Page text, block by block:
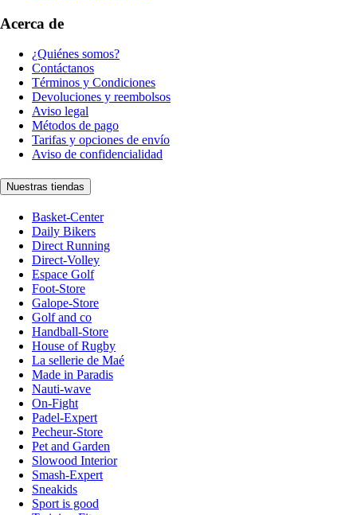
Acerca de
¿Quiénes somos?
Contáctanos
Términos y Condiciones
Devoluciones y reembolsos
Aviso legal
Métodos de pago
Tarifas y opciones de envío
Aviso de confidencialidad
Nuestras tiendas
Basket-Center
Daily Bikers
Direct Running
Direct-Volley
Espace Golf
Foot-Store
Galope-Store
Golf and co
Handball-Store
House of Rugby
La sellerie de Maé
Made in Paradis
Nauti-wave
On-Fight
Padel-Expert
Pecheur-Store
Pet and Garden
Slowood Interior
Smash-Expert
Sneakids
Sport is good